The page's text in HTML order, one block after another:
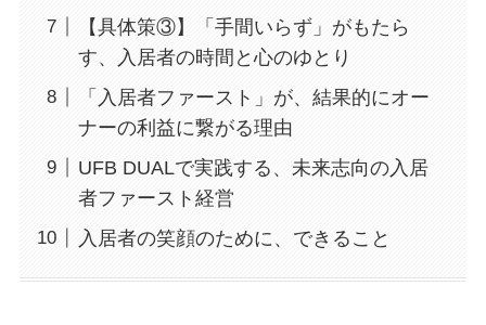
【具体策③】「手間いらず」がもたら
す、入居者の時間と心のゆとり
「入居者ファースト」が、結果的にオー
ナーの利益に繋がる理由
UFB DUALで実践する、未来志向の入居
者ファースト経営
入居者の笑顔のために、できること